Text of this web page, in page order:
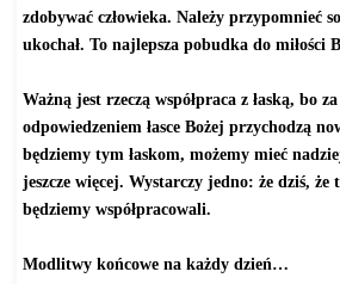
zdobywać człowieka. Należy przypomnieć
ukochał. To najlepsza pobudka do miłości
Ważną jest rzeczą współpraca z łaską, bo
odpowiedzeniem łasce Bożej przychodzą
będziemy tym łaskom, możemy mieć
jeszcze więcej. Wystarczy jedno: że dziś, że
będziemy współpracowali.
Modlitwy końcowe na każdy dzień…